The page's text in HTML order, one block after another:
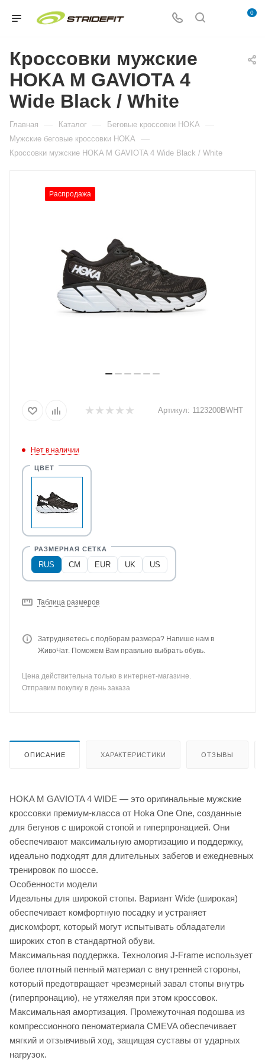
0
Кроссовки мужские
HOKA M GAVIOTA 4
Wide Black / White
Главная — Каталог — Беговые кроссовки HOKA —
Мужские беговые кроссовки HOKA —
Кроссовки мужские HOKA M GAVIOTA 4 Wide Black / White
Распродажа
Артикул: 1123200BWHT
Нет в наличии
RUS CM EUR UK US
Таблица размеров
Затрудняетесь с подборам размера? Напише нам в
ЖивоЧат. Поможем Вам правльно выбрать обувь.
Цена действительна только в интернет-магазине.
Отправим покупку в день заказа
ОПИСАНИЕ ХАРАКТЕРИСТИКИ ОТЗЫВЫ
HOKA M GAVIOTA 4 WIDE — это оригинальные мужские
кроссовки премиум-класса от Hoka One One, созданные
для бегунов с широкой стопой и гиперпронацией. Они
обеспечивают максимальную амортизацию и поддержку,
идеально подходят для длительных забегов и ежедневных
тренировок по шоссе.
Особенности модели
Идеальны для широкой стопы. Вариант Wide (широкая)
обеспечивает комфортную посадку и устраняет
дискомфорт, который могут испытывать обладатели
широких стоп в стандартной обуви.
Максимальная поддержка. Технология J-Frame использует
более плотный пенный материал с внутренней стороны,
который предотвращает чрезмерный завал стопы внутрь
(гиперпронацию), не утяжеляя при этом кроссовок.
Максимальная амортизация. Промежуточная подошва из
компрессионного пеноматериала CMEVA обеспечивает
мягкий и отзывчивый ход, защищая суставы от ударных
нагрузок.